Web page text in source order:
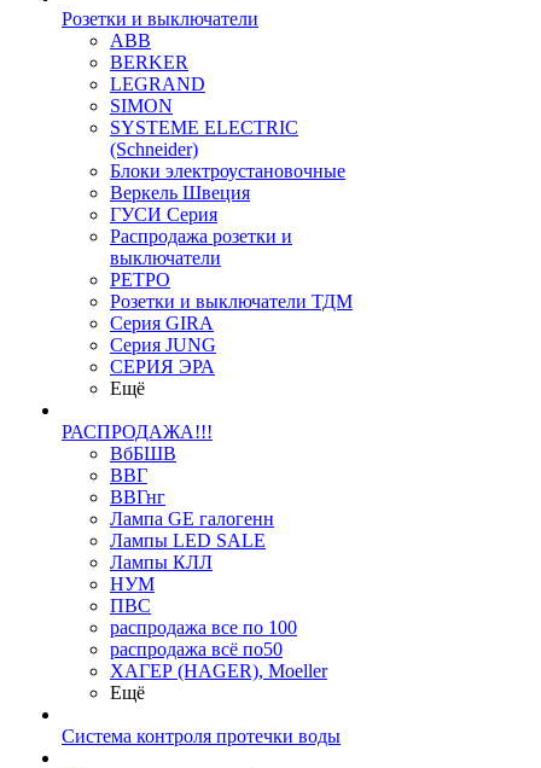
Розетки и выключатели
ABB
BERKER
LEGRAND
SIMON
SYSTEME ELECTRIC
(Schneider)
Блоки электроустановочные
Веркель Швеция
ГУСИ Серия
Распродажа розетки и
выключатели
РЕТРО
Розетки и выключатели ТДМ
Серия GIRA
Серия JUNG
СЕРИЯ ЭРА
Ещё
РАСПРОДАЖА!!!
ВбБШВ
ВВГ
ВВГнг
Лампа GE галогенн
Лампы LED SALE
Лампы КЛЛ
НУМ
ПВС
распродажа все по 100
распродажа всё по50
ХАГЕР (HAGER), Moeller
Ещё
Система контроля протечки воды